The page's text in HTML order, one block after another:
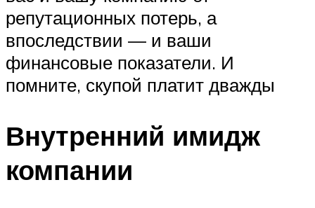
репутационных потерь, а
впоследствии — и ваши
финансовые показатели. И
помните, скупой платит дважды
Внутренний имидж
компании